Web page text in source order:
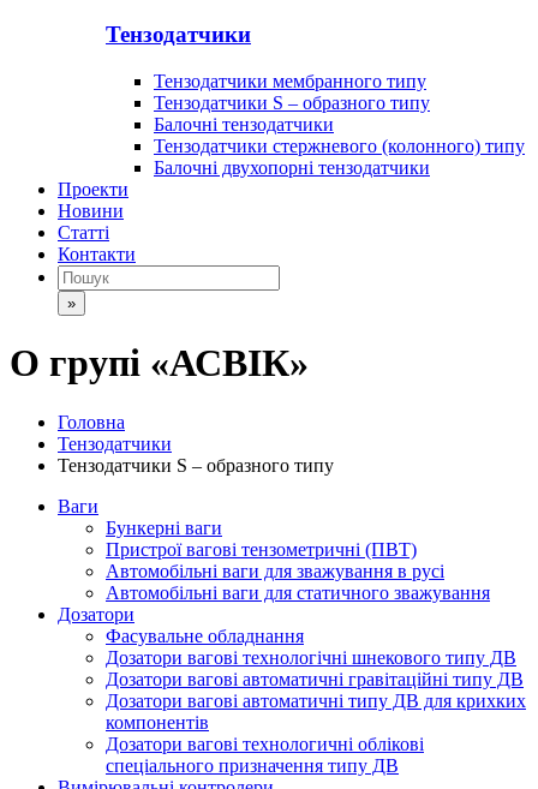
Тензодатчики
Тензодатчики мембранного типу
Тензодатчики S – образного типу
Балочні тензодатчики
Тензодатчики стержневого (колонного) типу
Балочні двухопорні тензодатчики
Проекти
Новини
Статті
Контакти
»
О групі «АСВІК»
Головна
Тензодатчики
Тензодатчики S – образного типу
Ваги
Бункерні ваги
Пристрої вагові тензометричні (ПВТ)
Автомобільні ваги для зважування в русі
Автомобільні ваги для статичного зважування
Дозатори
Фасувальне обладнання
Дозатори вагові технологічні шнекового типу ДВ
Дозатори вагові автоматичні гравітаційні типу ДВ
Дозатори вагові автоматичні типу ДВ для крихких
компонентів
Дозатори вагові технологичні облікові
спеціального призначення типу ДВ